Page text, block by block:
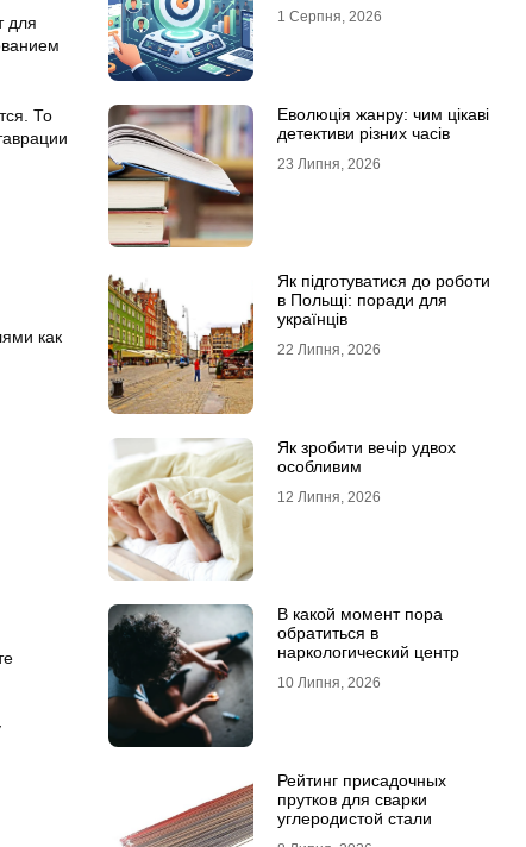
для
То
как
1 Серпня, 2026
Еволюція жанру: чим цікаві
детективи різних часів
23 Липня, 2026
Як підготуватися до роботи
в Польщі: поради для
українців
22 Липня, 2026
Як зробити вечір удвох
особливим
12 Липня, 2026
В какой момент пора
обратиться в
наркологический центр
10 Липня, 2026
Рейтинг присадочных
прутков для сварки
углеродистой стали